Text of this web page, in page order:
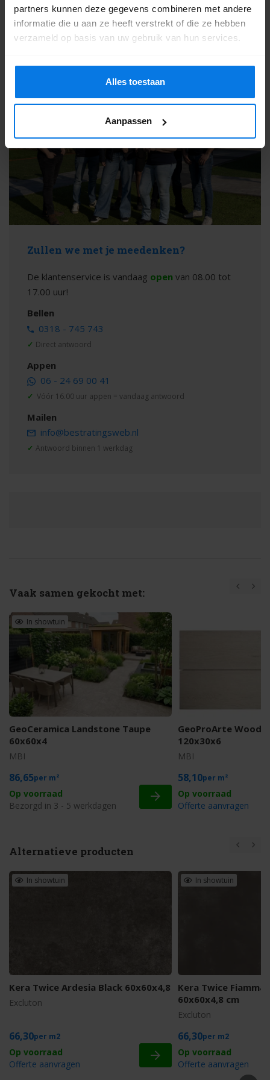
partners kunnen deze gegevens combineren met andere
informatie die u aan ze heeft verstrekt of die ze hebben
verzameld op basis van uw gebruik van hun services.
Alles toestaan
Aanpassen
9.2 786 reviews
Zullen we met je meedenken?
De klantenservice is vandaag open van 08.00 tot
17.00 uur!
Bellen
0318 - 745 743
✓ Direct antwoord
Appen
06 - 24 69 00 41
✓ Vóór 16.00 uur appen = vandaag antwoord
Mailen
info@bestratingsweb.nl
✓ Antwoord binnen 1 werkdag
Vaak samen gekocht met:
In showtuin
GeoCeramica Landstone Taupe
60x60x4
MBI
86,65 m²
Op voorraad
Bezorgd in 3 - 5 werkdagen
GeoProArte Wood
120x30x6
MBI
58,10 m²
Offerte aanvragen
Alternatieve producten
In showtuin
Kera Twice Ardesia Black 60x60x4,8
Excluton
66,30 m2
Offerte aanvragen
In showtuin
Kera Twice
60x60x4,8 cm
Excluton
66,30 m2
Offerte aanvragen